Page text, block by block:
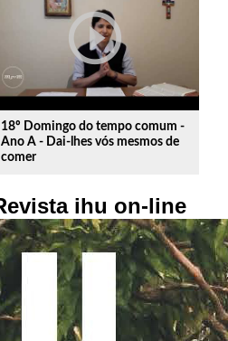
play_circle_outline
18º Domingo do tempo comum -
Ano A - Dai-lhes vós mesmos de
comer
ihu on-line